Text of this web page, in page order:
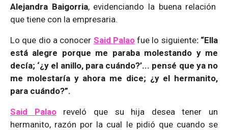
Alejandra Baigorria, evidenciando la buena relación
que tiene con la empresaria.
Lo que dio a conocer Said Palaofue lo siguiente: “Ella
está alegre porque me paraba molestando y me
decía; ‘¿y el anillo, para cuándo?’... pensé que ya no
me molestaría y ahora me dice; ¿y el hermanito,
para cuándo?”.
Said Palaoreveló que su hija desea tener un
hermanito, razón por la cual le pidió que cuando se